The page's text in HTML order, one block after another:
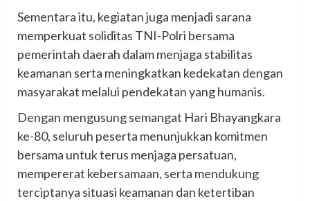
Sementara itu, kegiatan juga menjadi sarana
memperkuat soliditas TNI-Polri bersama
pemerintah daerah dalam menjaga stabilitas
keamanan serta meningkatkan kedekatan dengan
masyarakat melalui pendekatan yang humanis.
Dengan mengusung semangat Hari Bhayangkara
ke-80, seluruh peserta menunjukkan komitmen
bersama untuk terus menjaga persatuan,
mempererat kebersamaan, serta mendukung
terciptanya situasi keamanan dan ketertiban